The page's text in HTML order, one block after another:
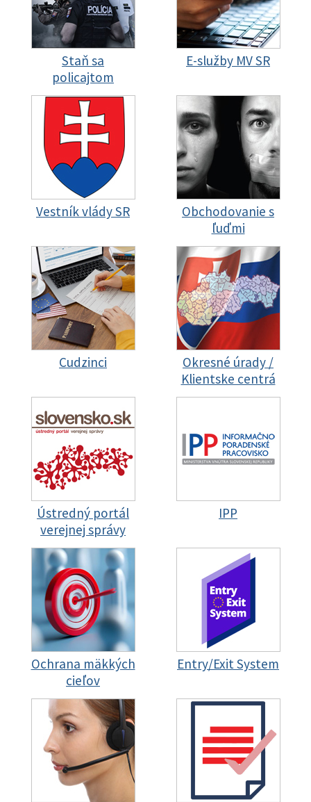
Staň sa
policajtom
E-služby MV SR
Vestník vlády SR
Obchodovanie s
ľuďmi
Cudzinci
Okresné úrady /
Klientske centrá
Ústredný portál
verejnej správy
IPP
Ochrana mäkkých
cieľov
Entry/Exit System